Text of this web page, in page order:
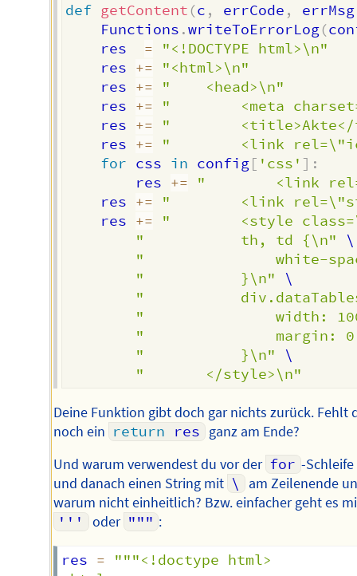
def getContent (c , errCode , errMsg
	Functions
.writeToErrorLog(
	res
=
"<!DOCTYPE html>\n"
	res
+=
"<html>\n"
	res
+=
"	<head>\n"
	res
+=
"		<meta
	res
+=
"
	res
+=
"		<link
for css in config[ 'css' ] :
		res
+=
"		<link
    res
+=
"		<link
	res
+=
"		<style
"			th, td {\n" \
"
"			}\n" \
"
"				width:
"
"			}\n" \
"		</style>\n"
Deine Funktion gibt doch gar nichts zurück. Fehlt
noch ein return res ganz am Ende?
Und warum verwendest du vor der for -Schleife
und danach einen String mit \
am Zeilenende
warum nicht einheitlich? Bzw. einfacher geht es
'''
oder """ :
res =
"""<!doctype html>